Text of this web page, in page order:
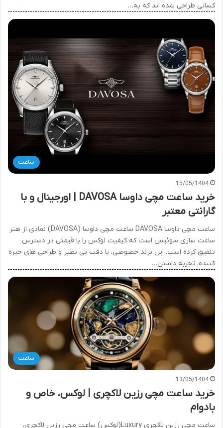
کسانی طراحی شده اند که به…
ساعت
15/05/1404
خرید ساعت مچی داوسا DAVOSA | اورجینال و با
گارانتی معتبر
ساعت مچی داوسا DAVOSA ساعت مچی داوسا (DAVOSA) نمادی از هنر
ساعت سازی سوئیس است که کیفیت لوکس را با قیمتی در دسترس
تلفیق کرده است. این برند خصوصی، با دقت بی نظیر و طراحی های خیره
کننده، تجربه داشتن…
ساعت
13/05/1404
خرید ساعت مچی رزین لاکچری | لوکس، خاص و
بادوام
ساعت مچی رزین لاکچری Luxury(لوکس) ساعت مچی رزین لاکچری،